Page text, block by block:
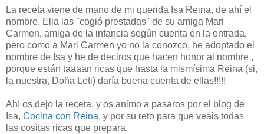
La receta viene de mano de mi querida Isa Reina, de ahí el
nombre. Ella las "cogió prestadas" de su amiga Mari
Carmen, amiga de la infancia según cuenta en la entrada,
pero como a Mari Carmen yo no la conozco, he adoptado el
nombre de Isa y he de deciros que hacen honor al nombre ,
porque están taaaan ricas que hasta la mismísima Reina (si,
la nuestra, Doña Leti) daría buena cuenta de ellas!!!!!
Ahí os dejo la receta, y os animo a pasaros por el blog de
Isa, Cocina con Reina, y por su reto para que veáis todas
las cositas ricas que prepara.